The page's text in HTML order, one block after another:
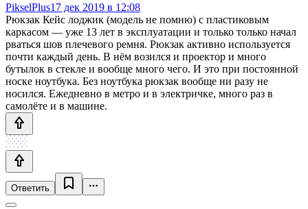
PikselPlus17 дек 2019 в 12:08
Рюкзак Кейс лоджик (модель не помню) с пластиковым
каркасом — уже 13 лет в эксплуатации и только только начал
рваться шов плечевого ремня. Рюкзак активно используется
почти каждый день. В нём возился и проектор и много
бутылок в стекле и вообще много чего. И это при постоянной
носке ноутбука. Без ноутбука рюкзак вообще ни разу не
носился. Ежедневно в метро и в электричке, много раз в
самолёте и в машине.
Ответить